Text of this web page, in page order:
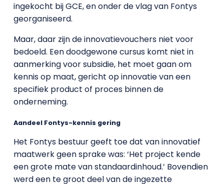
ingekocht bij GCE, en onder de vlag van Fontys
georganiseerd.
Maar, daar zijn de innovatievouchers niet voor
bedoeld. Een doodgewone cursus komt niet in
aanmerking voor subsidie, het moet gaan om
kennis op maat, gericht op innovatie van een
specifiek product of proces binnen de
onderneming.
Aandeel Fontys-kennis gering
Het Fontys bestuur geeft toe dat van innovatief
maatwerk geen sprake was: ‘Het project kende
een grote mate van standaardinhoud.’ Bovendien
werd een te groot deel van de ingezette